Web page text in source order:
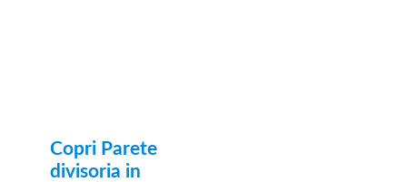
Copri Parete
divisoria in